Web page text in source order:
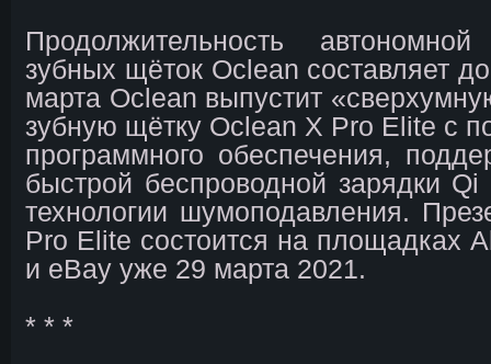
Продолжительность
зубных щёток Oclean составляет
марта Oclean выпустит
зубную щётку Oclean X Pro Elite с
программного обеспечения,
быстрой беспроводной зарядки
технологии шумоподавления.
Pro Elite состоится на площадках
и eBay уже 29 марта 2021.
* * *